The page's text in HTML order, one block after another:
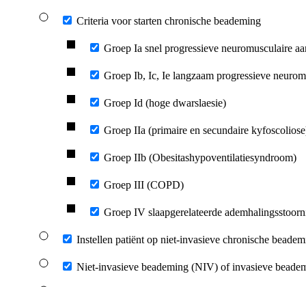
Criteria voor starten chronische beademing
Groep Ia snel progressieve neuromusculaire
Groep Ib, Ic, Ie langzaam progressieve
Groep Id (hoge dwarslaesie)
Groep IIa (primaire en secundaire
Groep IIb (Obesitashypoventilatiesyndroom)
Groep III (COPD)
Groep IV slaapgerelateerde
Instellen patiënt op niet-invasieve chronische
Niet-invasieve beademing (NIV) of invasieve